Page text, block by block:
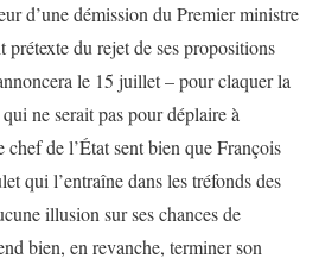
d’une démission du Premier ministre
du rejet de ses propositions
le 15 juillet – pour claquer la
ne serait pas pour déplaire à
de l’État sent bien que François
qui l’entraîne dans les tréfonds des
illusion sur ses chances de
bien, en revanche, terminer son